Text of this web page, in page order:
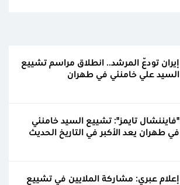
إيران تودّع المرشد.. انطلاق مراسم تشييع
السيد علي خامنئي في طهران
"فايننشال تايمز": تشييع السيد خامنئي
في طهران يعد الأكبر في التاريخ الحديث
إعلام عبري: مشاركة الملايين في تشييع